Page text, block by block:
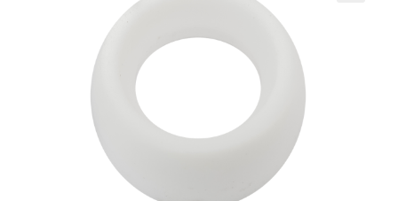
Мой аккаунт
Оформление заказа
Пример страницы